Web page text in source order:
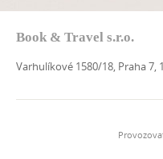
Book & Travel s.r.o.
Varhulíkové 1580/18, Praha 7,